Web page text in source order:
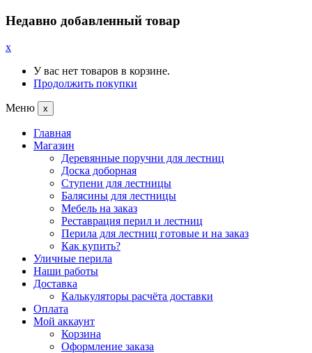
Недавно добавленный товар
x
У вас нет товаров в корзине.
Продолжить покупки
Меню x
Главная
Магазин
Деревянные поручни для лестниц
Доска доборная
Ступени для лестницы
Балясины для лестницы
Мебель на заказ
Реставрация перил и лестниц
Перила для лестниц готовые и на заказ
Как купить?
Уличные перила
Наши работы
Доставка
Калькуляторы расчёта доставки
Оплата
Мой аккаунт
Корзина
Оформление заказа